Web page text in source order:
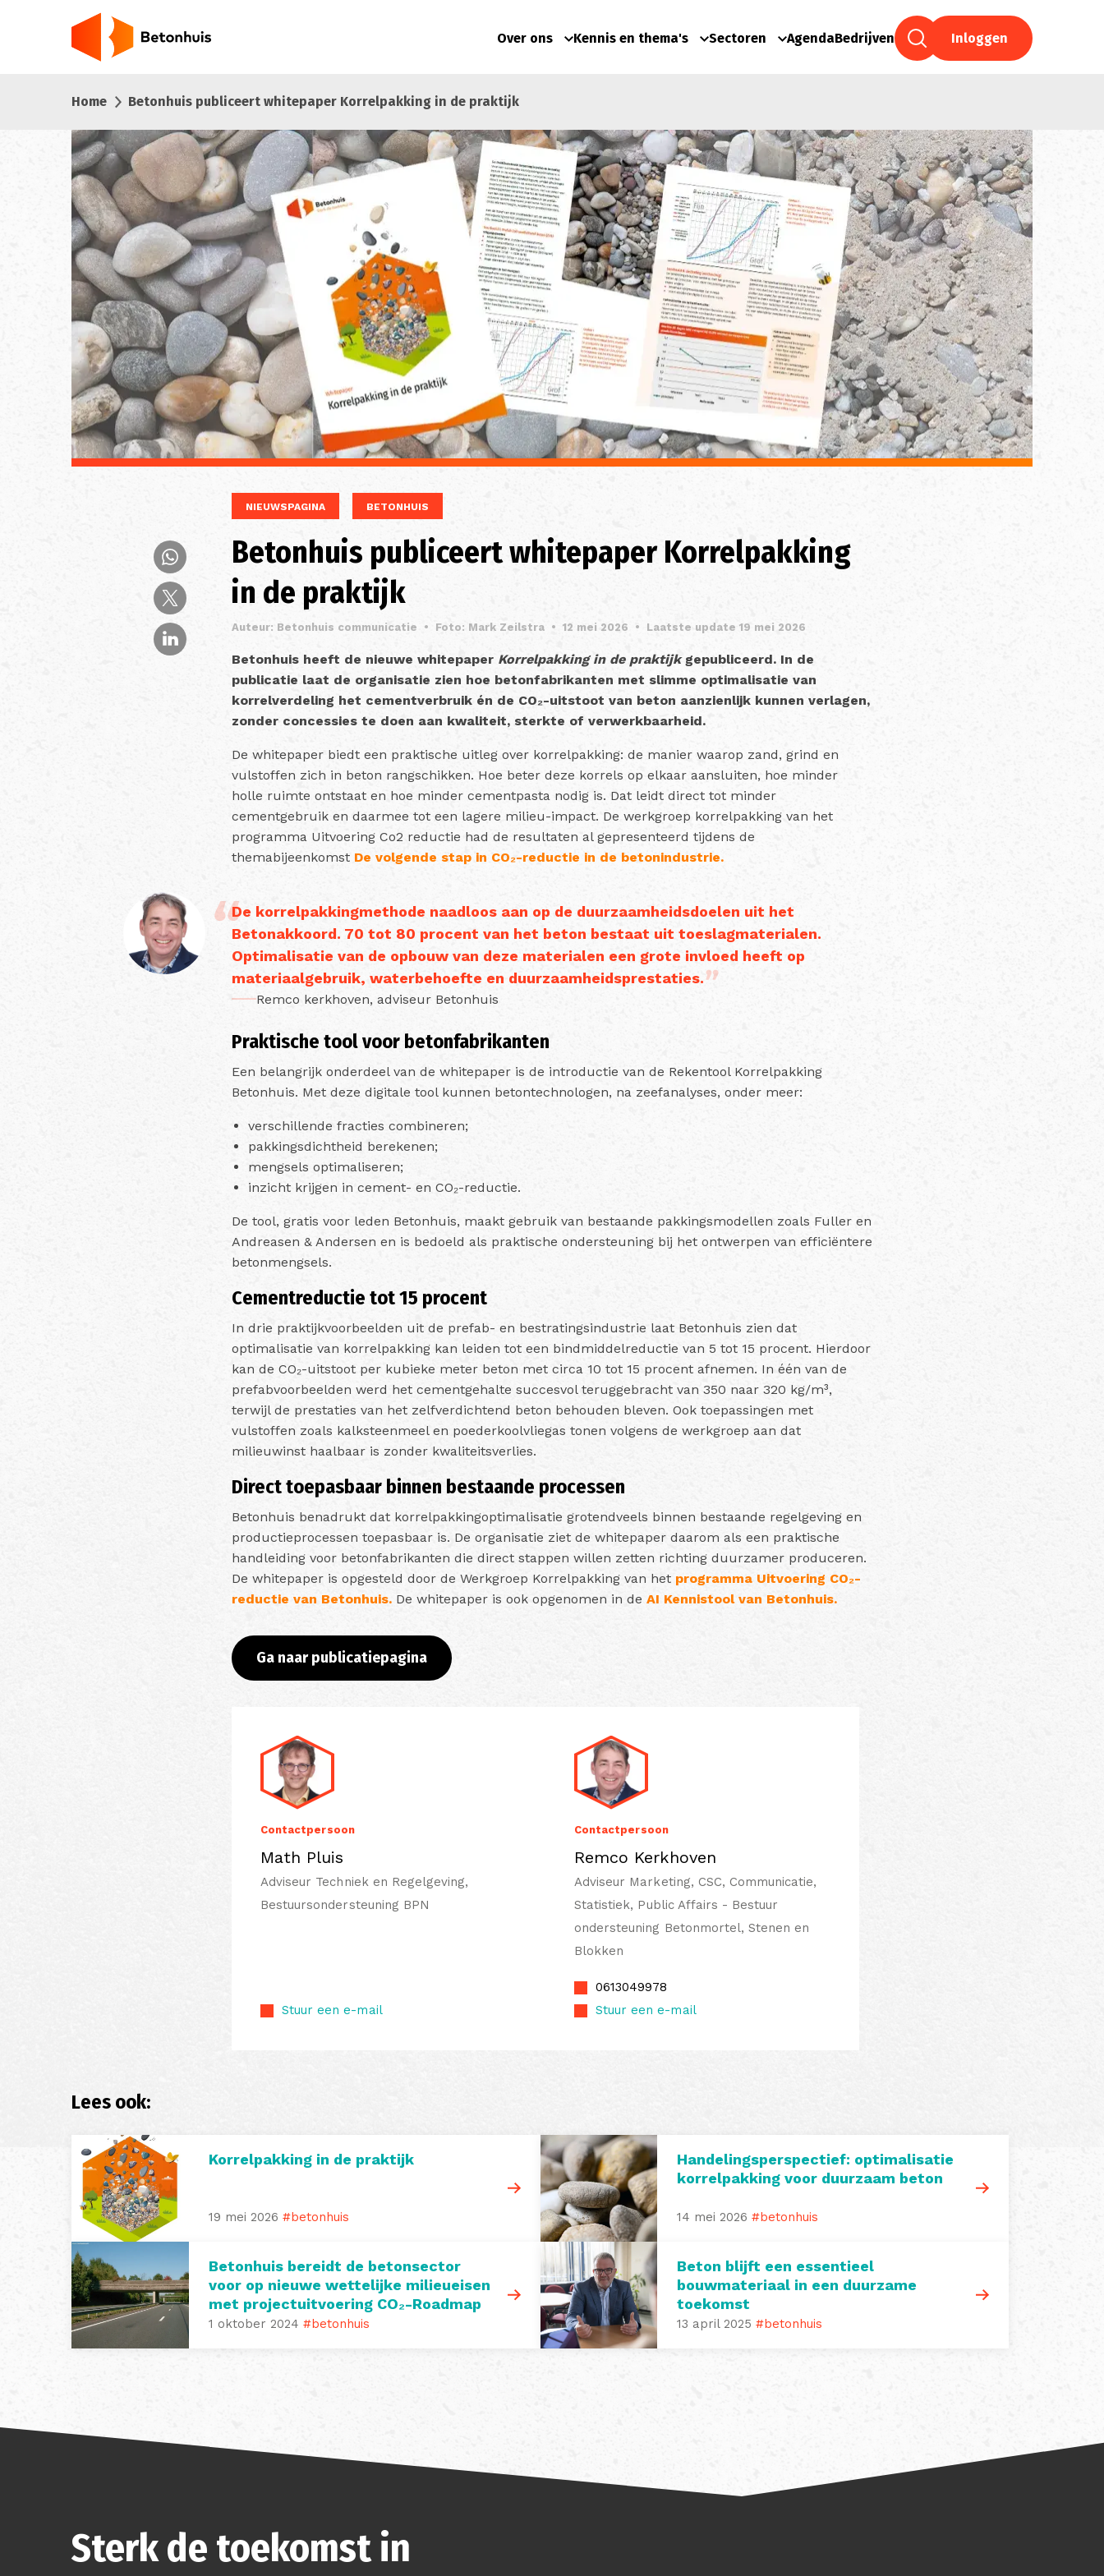
Over ons Kennis en thema's Sectoren AgendaBedrijven Inloggen
Home Betonhuis publiceert whitepaper Korrelpakking in de praktijk
NIEUWSPAGINA BETONHUIS
Betonhuis publiceert whitepaper Korrelpakking
in de praktijk
Auteur: Betonhuis communicatie • Foto: Mark Zeilstra • 12 mei 2026 • Laatste update 19 mei 2026
Betonhuis heeft de nieuwe whitepaper Korrelpakking in de praktijkgepubliceerd. In de
publicatie laat de organisatie zien hoe betonfabrikanten met slimme optimalisatie van
korrelverdeling het cementverbruik én de CO₂-uitstoot van beton aanzienlijk kunnen verlagen,
zonder concessies te doen aan kwaliteit, sterkte of verwerkbaarheid.
De whitepaper biedt een praktische uitleg over korrelpakking: de manier waarop zand, grind en
vulstoffen zich in beton rangschikken. Hoe beter deze korrels op elkaar aansluiten, hoe minder
holle ruimte ontstaat en hoe minder cementpasta nodig is. Dat leidt direct tot minder
cementgebruik en daarmee tot een lagere milieu-impact. De werkgroep korrelpakking van het
programma Uitvoering Co2 reductie had de resultaten al gepresenteerd tijdens de
themabijeenkomst De volgende stap in CO₂-reductie in de betonindustrie.
De korrelpakkingmethode naadloos aan op de duurzaamheidsdoelen uit het
Betonakkoord. 70 tot 80 procent van het beton bestaat uit toeslagmaterialen.
Optimalisatie van de opbouw van deze materialen een grote invloed heeft op
materiaalgebruik, waterbehoefte en duurzaamheidsprestaties.
Remco kerkhoven, adviseur Betonhuis
Praktische tool voor betonfabrikanten
Een belangrijk onderdeel van de whitepaper is de introductie van de Rekentool Korrelpakking
Betonhuis. Met deze digitale tool kunnen betontechnologen, na zeefanalyses, onder meer:
verschillende fracties combineren;
pakkingsdichtheid berekenen;
mengsels optimaliseren;
inzicht krijgen in cement- en CO₂-reductie.
De tool, gratis voor leden Betonhuis, maakt gebruik van bestaande pakkingsmodellen zoals Fuller en
Andreasen & Andersen en is bedoeld als praktische ondersteuning bij het ontwerpen van efficiëntere
betonmengsels.
Cementreductie tot 15 procent
In drie praktijkvoorbeelden uit de prefab- en bestratingsindustrie laat Betonhuis zien dat
optimalisatie van korrelpakking kan leiden tot een bindmiddelreductie van 5 tot 15 procent. Hierdoor
kan de CO₂-uitstoot per kubieke meter beton met circa 10 tot 15 procent afnemen. In één van de
prefabvoorbeelden werd het cementgehalte succesvol teruggebracht van 350 naar 320 kg/m³,
terwijl de prestaties van het zelfverdichtend beton behouden bleven. Ook toepassingen met
vulstoffen zoals kalksteenmeel en poederkoolvliegas tonen volgens de werkgroep aan dat
milieuwinst haalbaar is zonder kwaliteitsverlies.
Direct toepasbaar binnen bestaande processen
Betonhuis benadrukt dat korrelpakkingoptimalisatie grotendveels binnen bestaande regelgeving en
productieprocessen toepasbaar is. De organisatie ziet de whitepaper daarom als een praktische
handleiding voor betonfabrikanten die direct stappen willen zetten richting duurzamer produceren.
De whitepaper is opgesteld door de Werkgroep Korrelpakking van het programma Uitvoering CO₂-
reductie van Betonhuis. De whitepaper is ook opgenomen in de AI Kennistool van Betonhuis.
Ga naar publicatiepagina
Contactpersoon
Math Pluis
Adviseur Techniek en Regelgeving,
Bestuursondersteuning BPN
Stuur een e-mail
Contactpersoon
Remco Kerkhoven
Adviseur Marketing, CSC, Communicatie,
Statistiek, Public Affairs - Bestuur
ondersteuning Betonmortel, Stenen en
Blokken
0613049978
Stuur een e-mail
Lees ook:
Korrelpakking in de praktijk
19 mei 2026 #betonhuis
Handelingsperspectief: optimalisatie
korrelpakking voor duurzaam beton
14 mei 2026 #betonhuis
Betonhuis bereidt de betonsector
voor op nieuwe wettelijke milieueisen
met projectuitvoering CO₂-Roadmap
1 oktober 2024 #betonhuis
Beton blijft een essentieel
bouwmateriaal in een duurzame
toekomst
13 april 2025 #betonhuis
Sterk de toekomst in